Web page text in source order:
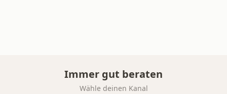
Immer gut beraten
Wähle deinen Kanal